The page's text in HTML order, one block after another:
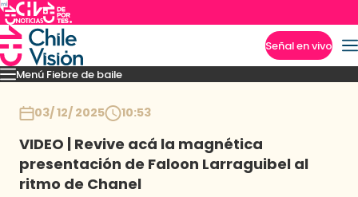
Señal en vivo
Menú Fiebre de baile
Mejores MomentosPresentacionesEl VAR-After del baile
03/ 12/ 2025 10:53
VIDEO | Revive acá la magnética
presentación de Faloon Larraguibel al
ritmo de Chanel
Imperdibles